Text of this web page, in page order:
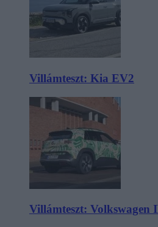
Villámteszt: Kia EV2
Villámteszt: Volkswagen